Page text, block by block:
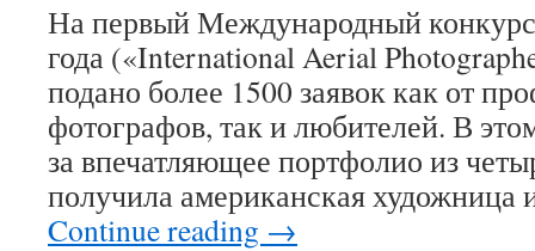
На первый Международный
года («International Aerial
подано более 1500 заявок как от
фотографов, так и любителей. В
за впечатляющее портфолио из
получила американская художница
Continue reading →